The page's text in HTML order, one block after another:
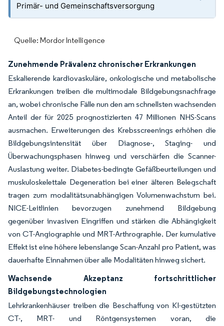
Primär- und Gemeinschaftsversorgung
Quelle: Mordor Intelligence
Zunehmende Prävalenz chronischer Erkrankungen
Eskalierende kardiovaskuläre, onkologische und metabolische
Erkrankungen treiben die multimodale Bildgebungsnachfrage
an, wobei chronische Fälle nun den am schnellsten wachsenden
Anteil der für 2025 prognostizierten 47 Millionen NHS-Scans
ausmachen. Erweiterungen des Krebsscreenings erhöhen die
Bildgebungsintensität über Diagnose-, Staging- und
Überwachungsphasen hinweg und verschärfen die Scanner-
Auslastung weiter. Diabetes-bedingte Gefäßbeurteilungen und
muskuloskelettale Degeneration bei einer älteren Belegschaft
tragen zum modalitätsunabhängigen Volumenwachstum bei.
NICE-Leitlinien bevorzugen zunehmend Bildgebung
gegenüber invasiven Eingriffen und stärken die Abhängigkeit
von CT-Angiographie und MRT-Arthrographie. Der kumulative
Effekt ist eine höhere lebenslange Scan-Anzahl pro Patient, was
dauerhafte Einnahmen über alle Modalitäten hinweg sichert.
Wachsende Akzeptanz fortschrittlicher
Bildgebungstechnologien
Lehrkrankenhäuser treiben die Beschaffung von KI-gestützten
CT-, MRT- und Röntgensystemen voran, die